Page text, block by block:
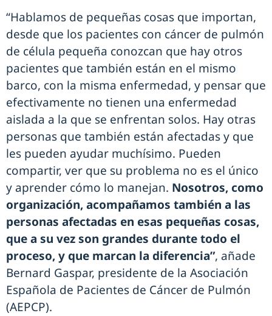
“Hablamos de pequeñas cosas que importan,
desde que los pacientes con cáncer de pulmón
de célula pequeña conozcan que hay otros
pacientes que también están en el mismo
barco, con la misma enfermedad, y pensar que
efectivamente no tienen una enfermedad
aislada a la que se enfrentan solos. Hay otras
personas que también están afectadas y que
les pueden ayudar muchísimo. Pueden
compartir, ver que su problema no es el único
y aprender cómo lo manejan. Nosotros, como
organización, acompañamos también a las
personas afectadas en esas pequeñas cosas,
que a su vez son grandes durante todo el
proceso, y que marcan la diferencia”, añade
Bernard Gaspar, presidente de la Asociación
Española de Pacientes de Cáncer de Pulmón
(AEPCP).